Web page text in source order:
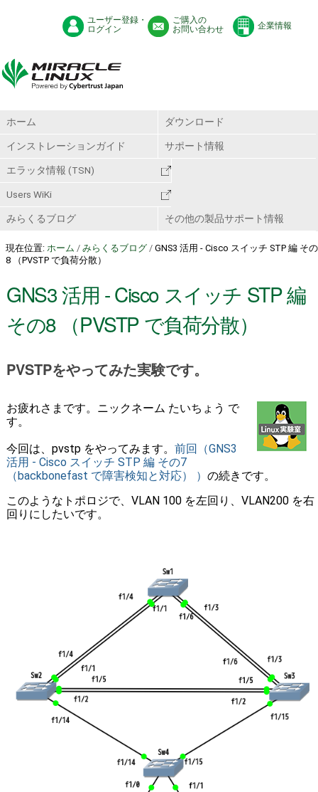
ユーザー登録・
ログイン
ご購入の
お問い合わせ
企業情報
ホーム ダウンロード
インストレーションガイド サポート情報
エラッタ情報 (TSN)
Users WiKi
みらくるブログ その他の製品サポート情報
現在位置: ホーム / みらくるブログ / GNS3 活用 - Cisco スイッチ STP 編 その
8 （PVSTP で負荷分散）
GNS3 活用 - Cisco スイッチ STP 編
その8 （PVSTP で負荷分散）
PVSTPをやってみた実験です。
お疲れさまです。ニックネーム たいちょう で
す。
今回は、pvstp をやってみます。 前回（GNS3
活用 - Cisco スイッチ STP 編 その7
（backbonefast で障害検知と対応） ） の続きです。
このようなトポロジで、VLAN 100 を左回り、VLAN200 を右
回りにしたいです。